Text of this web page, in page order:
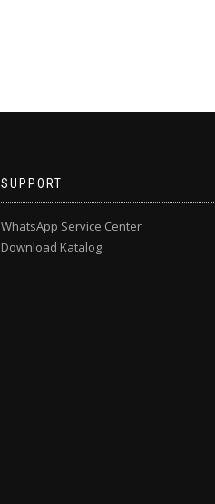
SUPPORT
WhatsApp Service Center
Download Katalog